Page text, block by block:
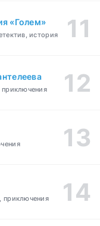
«Голем»
история
приключения